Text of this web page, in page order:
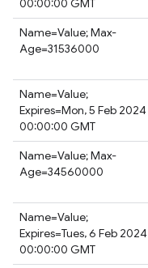
00:00:00 GMT
Name=Value; Max-
Age=31536000
Name=Value;
Expires=Mon, 5 Feb 2024
00:00:00 GMT
Name=Value; Max-
Age=34560000
Name=Value;
Expires=Tues, 6 Feb 2024
00:00:00 GMT